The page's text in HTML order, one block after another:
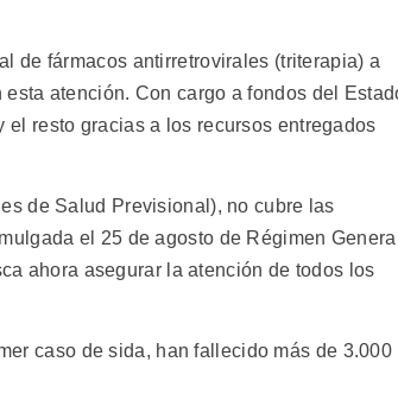
de fármacos antirretrovirales (triterapia) a
atención. Con cargo a fondos del
resto gracias a los recursos entregados
de Salud Previsional), no cubre las
el 25 de agosto de Régimen
ahora asegurar la atención de todos los
caso de sida, han fallecido más de 3.000